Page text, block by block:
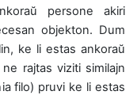
persone akiri
objekton. Dum
ke li estas ankoraŭ
rajtas viziti similajn
filo) pruvi ke li estas